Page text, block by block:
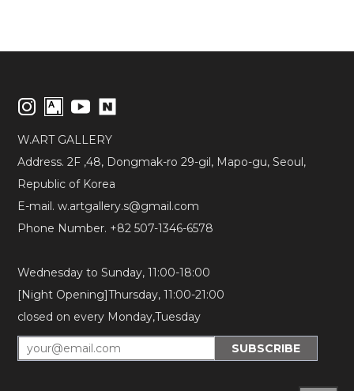
W.ART GALLERY
Address. 2F ,48, Dongmak-ro 29-gil, Mapo-gu, Seoul,
Republic of Korea
E-mail. w.artgallery.s@gmail.com
Phone Number. +82 507-1346-6578
Wednesday to Sunday, 11:00-18:00
[Night Opening]Thursday, 11:00-21:00
closed on every Monday,Tuesday
SUBSCRIBE